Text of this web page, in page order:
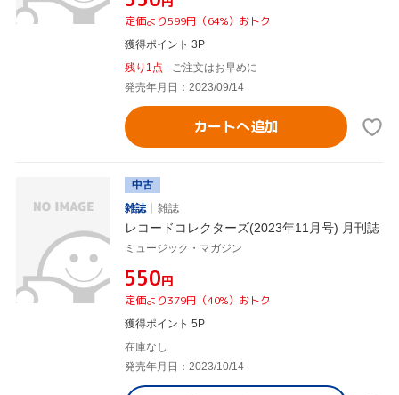
定価より599円（64%）おトク
獲得ポイント 3P
残り1点
ご注文はお早めに
発売年月日：2023/09/14
カートへ追加
中古
雑誌
雑誌
レコードコレクターズ(2023年11月号) 月刊誌
ミュージック・マガジン
¥550円
定価より379円（40%）おトク
獲得ポイント 5P
在庫なし
発売年月日：2023/10/14